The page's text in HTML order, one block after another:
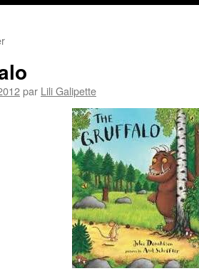
par Lili Galipette